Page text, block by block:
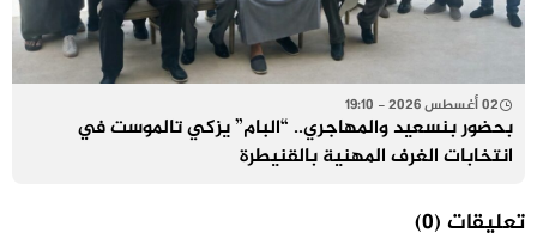
02 أغسطس 2026 - 19:10
بحضور بنسعيد والمهاجري.. “البام” يزكي تالموست في
انتخابات الغرف المهنية بالقنيطرة
تعليقات (0)